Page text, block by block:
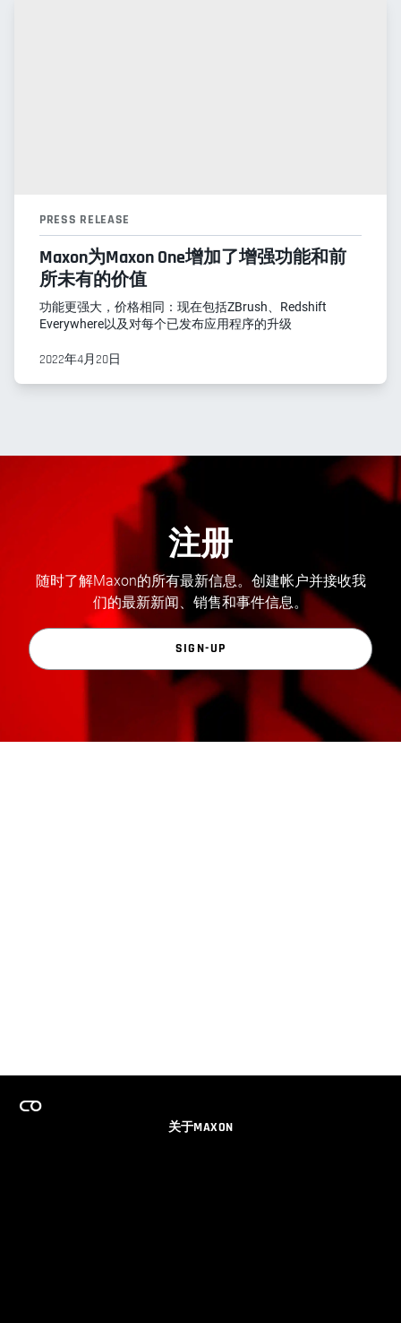
PRESS RELEASE
Maxon为Maxon One增加了增强功能和前
所未有的价值
功能更强大，价格相同：现在包括ZBrush、Redshift
Everywhere以及对每个已发布应用程序的升级
2022年4月20日
注册
随时了解Maxon的所有最新信息。创建帐户并接收我
们的最新新闻、销售和事件信息。
SIGN-UP
关于MAXON